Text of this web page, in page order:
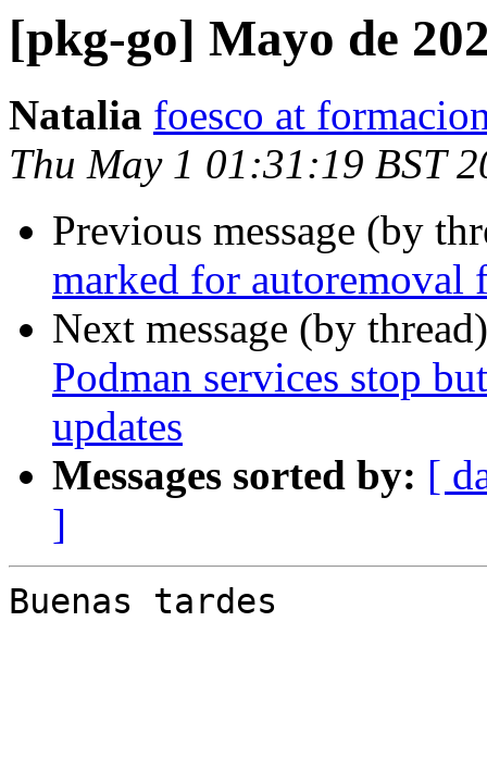
[pkg-go] Mayo de
Natalia foesco at
Thu May 1 01:31:19 BST
Previous message (by
marked for autoremoval
Next message (by
Podman services stop
updates
Messages sorted by: [
]
Buenas tardes